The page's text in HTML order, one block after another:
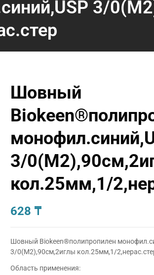
3/
Шовный
3/
кол.25мм,1/
628 ₸
Шовный Biokeen®полипропилен
3/0(М2),90см,2иглы кол.25мм,1/
Область применения: